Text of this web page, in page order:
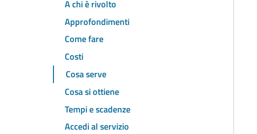
A chi è rivolto
Approfondimenti
Come fare
Costi
Cosa serve
Cosa si ottiene
Tempi e scadenze
Accedi al servizio